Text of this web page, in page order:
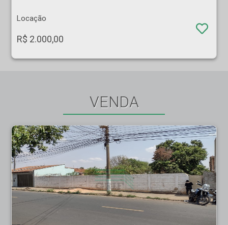
Locação
R$ 2.000,00
VENDA